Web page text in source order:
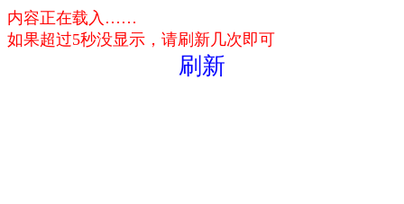
内容正在载入……
如果超过5秒没显示，请刷新几次即可
刷新